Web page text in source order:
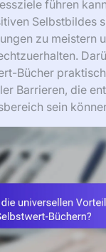
führen
Selbstbildes
zu meistern
Bücher
Barrieren, die
sein